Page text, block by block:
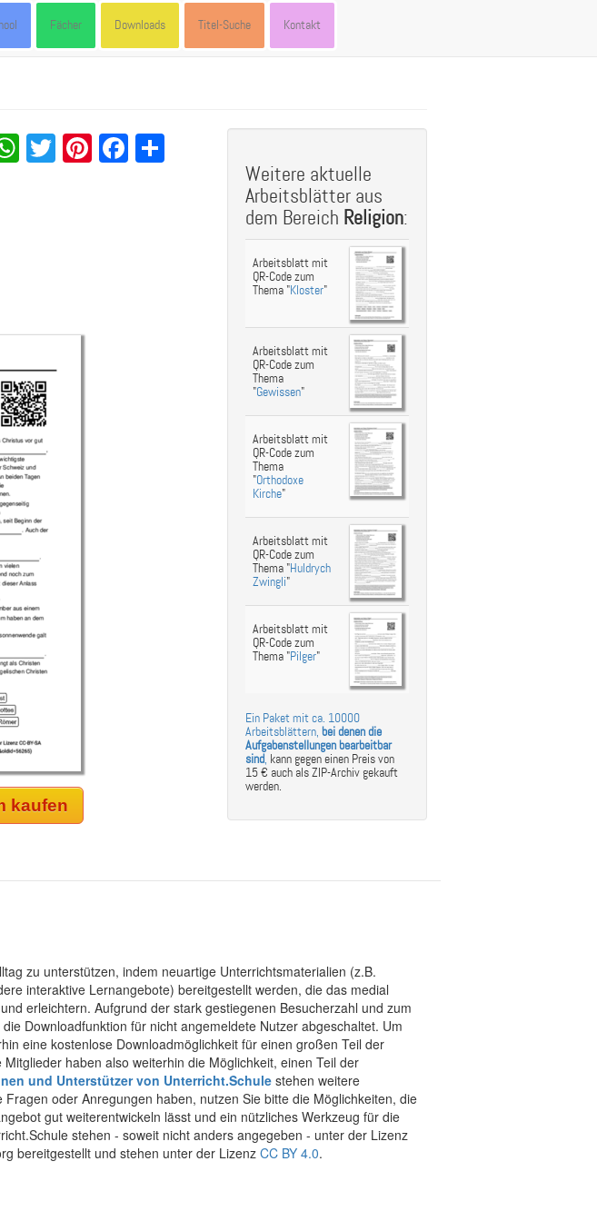
Fächer Downloads Titel-Suche Kontakt
WhatsApp
Twitter
Pinterest
Facebook
Share
kaufen
Weitere aktuelle
Arbeitsblätter aus
dem Bereich Religion:
Arbeitsblatt mit
QR-Code zum
Thema "Kloster"
Arbeitsblatt mit
QR-Code zum
Thema
"Gewissen"
Arbeitsblatt mit
QR-Code zum
Thema
"Orthodoxe
Kirche"
Arbeitsblatt mit
QR-Code zum
Thema "Huldrych
Zwingli"
Arbeitsblatt mit
QR-Code zum
Thema "Pilger"
Ein Paket mit ca. 10000
Arbeitsblättern, bei denen die
Aufgabenstellungen bearbeitbar
sind, kann gegen einen Preis von
15 € auch als ZIP-Archiv gekauft
werden.
zu unterstützen, indem neuartige Unterrichtsmaterialien (z.B.
interaktive Lernangebote) bereitgestellt werden, die das medial
erleichtern. Aufgrund der stark gestiegenen Besucherzahl und zum
Downloadfunktion für nicht angemeldete Nutzer abgeschaltet. Um
eine kostenlose Downloadmöglichkeit für einen großen Teil der
haben also weiterhin die Möglichkeit, einen Teil der
und Unterstützer von Unterricht.Schule stehen weitere
Fragen oder Anregungen haben, nutzen Sie bitte die Möglichkeiten, die
gut weiterentwickeln lässt und ein nützliches Werkzeug für die
stehen - soweit nicht anders angegeben - unter der Lizenz
bereitgestellt und stehen unter der LizenzCC BY 4.0.